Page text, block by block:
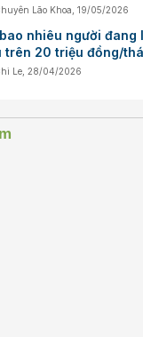
Lão Khoa ,19/05/2026
nhiêu người đang
trên 20 triệu đồng/
Le ,28/04/2026